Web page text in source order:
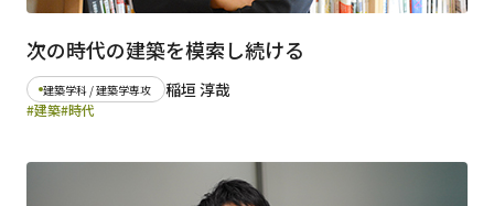
次の時代の建築を模索し続ける
建築学科 / 建築学専攻 稲垣 淳哉
#建築#時代